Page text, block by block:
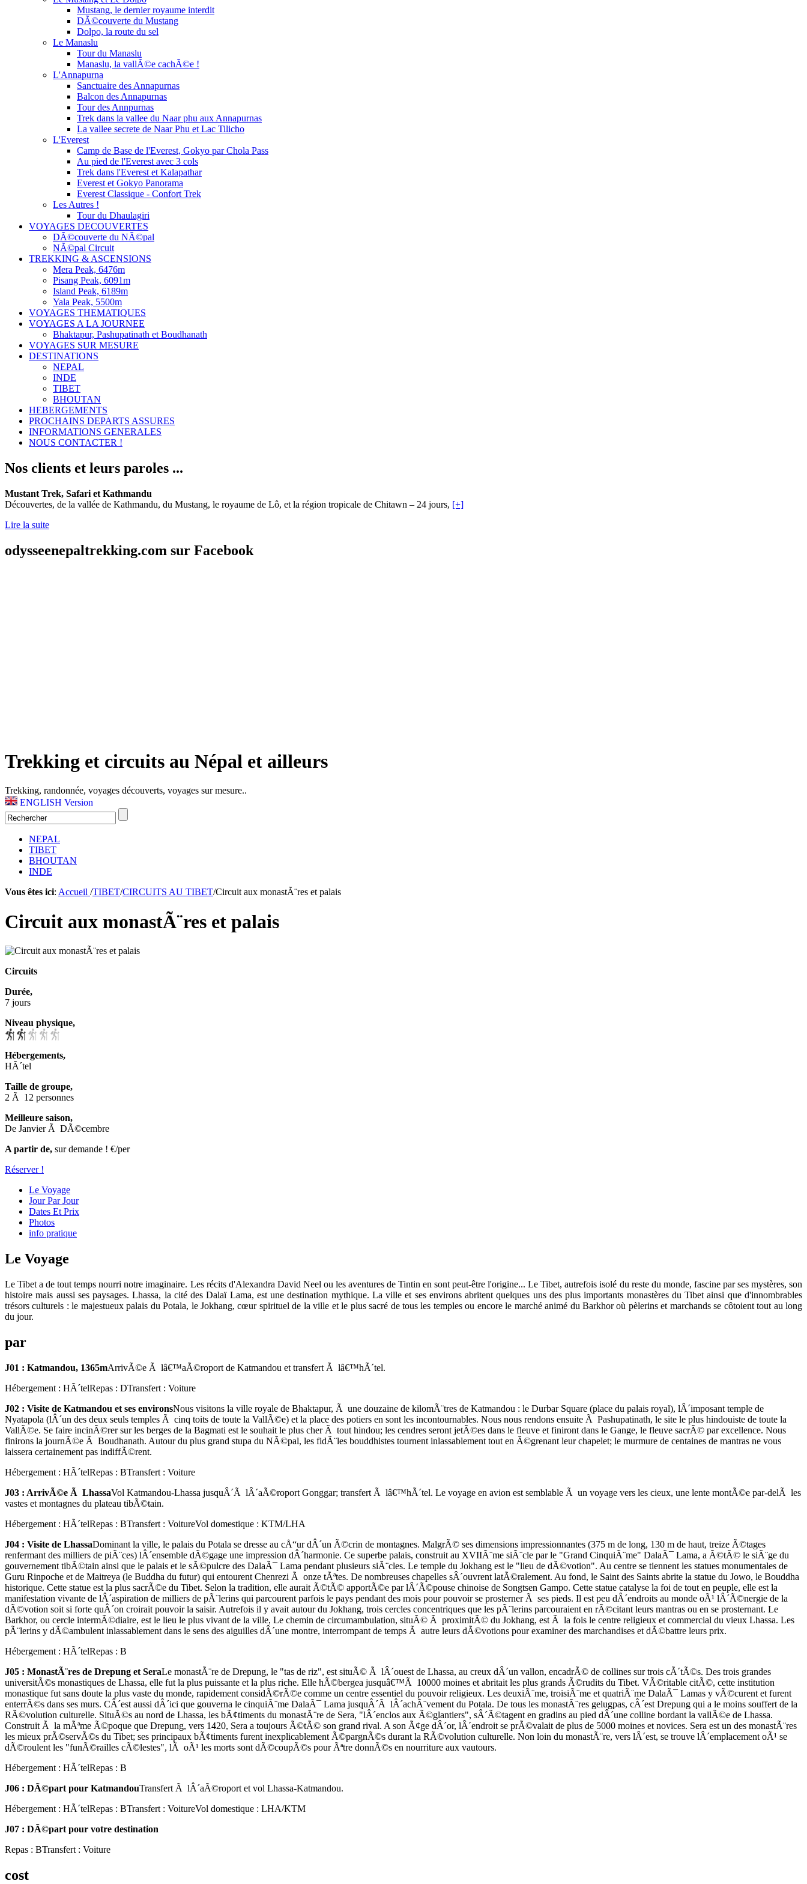
Mustang, le dernier royaume interdit
DÃ©couverte du Mustang
Dolpo, la route du sel
Le Manaslu
Tour du Manaslu
Manaslu, la vallÃ©e cachÃ©e !
L'Annapurna
Sanctuaire des Annapurnas
Balcon des Annapurnas
Tour des Annpurnas
Trek dans la vallee du Naar phu aux Annapurnas
La vallee secrete de Naar Phu et Lac Tilicho
L'Everest
Camp de Base de l'Everest, Gokyo par Chola Pass
Au pied de l'Everest avec 3 cols
Trek dans l'Everest et Kalapathar
Everest et Gokyo Panorama
Everest Classique - Confort Trek
Les Autres !
Tour du Dhaulagiri
VOYAGES DECOUVERTES
DÃ©couverte du NÃ©pal
NÃ©pal Circuit
TREKKING & ASCENSIONS
Mera Peak, 6476m
Pisang Peak, 6091m
Island Peak, 6189m
Yala Peak, 5500m
VOYAGES THEMATIQUES
VOYAGES A LA JOURNEE
Bhaktapur, Pashupatinath et Boudhanath
VOYAGES SUR MESURE
DESTINATIONS
NEPAL
INDE
TIBET
BHOUTAN
HEBERGEMENTS
PROCHAINS DEPARTS ASSURES
INFORMATIONS GENERALES
NOUS CONTACTER !
Nos clients et leurs paroles ...
Mustant Trek, Safari et Kathmandu
Découvertes, de la vallée de Kathmandu, du Mustang, le royaume de Lô, et la région tropicale de Chitawn – 24 jours, [+]
Lire la suite
odysseenepaltrekking.com sur Facebook
Trekking et circuits au Népal et ailleurs
Trekking, randonnée, voyages découverts, voyages sur mesure..
ENGLISH Version
NEPAL
TIBET
BHOUTAN
INDE
Vous êtes ici: Accueil /TIBET/CIRCUITS AU TIBET/Circuit aux monastÃ¨res et palais
Circuit aux monastÃ¨res et palais
Circuits
Durée,
7 jours
Niveau physique,
Hébergements,
HÃ´tel
Taille de groupe,
2 Ã 12 personnes
Meilleure saison,
De Janvier Ã DÃ©cembre
A partir de, sur demande ! €/per
Réserver !
Le Voyage
Jour Par Jour
Dates Et Prix
Photos
info pratique
Le Voyage
Le Tibet a de tout temps nourri notre imaginaire. Les récits d'Alexandra David Neel ou les aventures de Tintin en sont peut-être l'origine... Le Tibet, autrefois isolé du reste du monde, fascine par ses mystères, son
histoire mais aussi ses paysages. Lhassa, la cité des Dalaï Lama, est une destination mythique. La ville et ses environs abritent quelques uns des plus importants monastères du Tibet ainsi que d'innombrables
trésors culturels : le majestueux palais du Potala, le Jokhang, cœur spirituel de la ville et le plus sacré de tous les temples ou encore le marché animé du Barkhor où pèlerins et marchands se côtoient tout au long
du jour.
par
J01 : Katmandou, 1365mArrivÃ©e Ã lâ€™aÃ©roport de Katmandou et transfert Ã lâ€™hÃ´tel.
Hébergement : HÃ´telRepas : DTransfert : Voiture
J02 : Visite de Katmandou et ses environsNous visitons la ville royale de Bhaktapur, Ã une douzaine de kilomÃ¨tres de Katmandou : le Durbar Square (place du palais royal), lÂ´imposant temple de
Nyatapola (lÂ´un des deux seuls temples Ã cinq toits de toute la VallÃ©e) et la place des potiers en sont les incontournables. Nous nous rendons ensuite Ã Pashupatinath, le site le plus hindouiste de toute la
VallÃ©e. Se faire incinÃ©rer sur les berges de la Bagmati est le souhait le plus cher Ã tout hindou; les cendres seront jetÃ©es dans le fleuve et finiront dans le Gange, le fleuve sacrÃ© par excellence. Nous
finirons la journÃ©e Ã Boudhanath. Autour du plus grand stupa du NÃ©pal, les fidÃ¨les bouddhistes tournent inlassablement tout en Ã©grenant leur chapelet; le murmure de centaines de mantras ne vous
laissera certainement pas indiffÃ©rent.
Hébergement : HÃ´telRepas : BTransfert : Voiture
J03 : ArrivÃ©e Ã LhassaVol Katmandou-Lhassa jusquÂ´Ã lÂ´aÃ©roport Gonggar; transfert Ã lâ€™hÃ´tel. Le voyage en avion est semblable Ã un voyage vers les cieux, une lente montÃ©e par-delÃ les
vastes et montagnes du plateau tibÃ©tain.
Hébergement : HÃ´telRepas : BTransfert : VoitureVol domestique : KTM/LHA
J04 : Visite de LhassaDominant la ville, le palais du Potala se dresse au cÅ“ur dÂ´un Ã©crin de montagnes. MalgrÃ© ses dimensions impressionnantes (375 m de long, 130 m de haut, treize Ã©tages
renfermant des milliers de piÃ¨ces) lÂ´ensemble dÃ©gage une impression dÂ´harmonie. Ce superbe palais, construit au XVIIÃ¨me siÃ¨cle par le "Grand CinquiÃ¨me" DalaÃ¯ Lama, a Ã©tÃ© le siÃ¨ge du
gouvernement tibÃ©tain ainsi que le palais et le sÃ©pulcre des DalaÃ¯ Lama pendant plusieurs siÃ¨cles. Le temple du Jokhang est le "lieu de dÃ©votion". Au centre se tiennent les statues monumentales de
Guru Rinpoche et de Maitreya (le Buddha du futur) qui entourent Chenrezi Ã onze tÃªtes. De nombreuses chapelles sÂ´ouvrent latÃ©ralement. Au fond, le Saint des Saints abrite la statue du Jowo, le Bouddha
historique. Cette statue est la plus sacrÃ©e du Tibet. Selon la tradition, elle aurait Ã©tÃ© apportÃ©e par lÂ´Ã©pouse chinoise de Songtsen Gampo. Cette statue catalyse la foi de tout en peuple, elle est la
manifestation vivante de lÂ´aspiration de milliers de pÃ¨lerins qui parcourent parfois le pays pendant des mois pour pouvoir se prosterner Ã ses pieds. Il est peu dÂ´endroits au monde oÃ¹ lÂ´Ã©nergie de la
dÃ©votion soit si forte quÂ´on croirait pouvoir la saisir. Autrefois il y avait autour du Jokhang, trois cercles concentriques que les pÃ¨lerins parcouraient en rÃ©citant leurs mantras ou en se prosternant. Le
Barkhor, ou cercle intermÃ©diaire, est le lieu le plus vivant de la ville, Le chemin de circumambulation, situÃ© Ã proximitÃ© du Jokhang, est Ã la fois le centre religieux et commercial du vieux Lhassa. Les
pÃ¨lerins y dÃ©ambulent inlassablement dans le sens des aiguilles dÂ´une montre, interrompant de temps Ã autre leurs dÃ©votions pour examiner des marchandises et dÃ©battre leurs prix.
Hébergement : HÃ´telRepas : B
J05 : MonastÃ¨res de Drepung et SeraLe monastÃ¨re de Drepung, le "tas de riz", est situÃ© Ã lÂ´ouest de Lhassa, au creux dÂ´un vallon, encadrÃ© de collines sur trois cÃ´tÃ©s. Des trois grandes
universitÃ©s monastiques de Lhassa, elle fut la plus puissante et la plus riche. Elle hÃ©bergea jusquâ€™Ã 10000 moines et abritait les plus grands Ã©rudits du Tibet. VÃ©ritable citÃ©, cette institution
monastique fut sans doute la plus vaste du monde, rapidement considÃ©rÃ©e comme un centre essentiel du pouvoir religieux. Les deuxiÃ¨me, troisiÃ¨me et quatriÃ¨me DalaÃ¯ Lamas y vÃ©curent et furent
enterrÃ©s dans ses murs. CÂ´est aussi dÂ´ici que gouverna le cinquiÃ¨me DalaÃ¯ Lama jusquÂ´Ã lÂ´achÃ¨vement du Potala. De tous les monastÃ¨res gelugpas, cÂ´est Drepung qui a le moins souffert de la
RÃ©volution culturelle. SituÃ©s au nord de Lhassa, les bÃ¢timents du monastÃ¨re de Sera, "lÂ´enclos aux Ã©glantiers", sÂ´Ã©tagent en gradins au pied dÂ´une colline bordant la vallÃ©e de Lhassa.
Construit Ã la mÃªme Ã©poque que Drepung, vers 1420, Sera a toujours Ã©tÃ© son grand rival. A son Ã¢ge dÂ´or, lÂ´endroit se prÃ©valait de plus de 5000 moines et novices. Sera est un des monastÃ¨res
les mieux prÃ©servÃ©s du Tibet; ses principaux bÃ¢timents furent inexplicablement Ã©pargnÃ©s durant la RÃ©volution culturelle. Non loin du monastÃ¨re, vers lÂ´est, se trouve lÂ´emplacement oÃ¹ se
dÃ©roulent les "funÃ©railles cÃ©lestes", lÃ oÃ¹ les morts sont dÃ©coupÃ©s pour Ãªtre donnÃ©s en nourriture aux vautours.
Hébergement : HÃ´telRepas : B
J06 : DÃ©part pour KatmandouTransfert Ã lÂ´aÃ©roport et vol Lhassa-Katmandou.
Hébergement : HÃ´telRepas : BTransfert : VoitureVol domestique : LHA/KTM
J07 : DÃ©part pour votre destination
Repas : BTransfert : Voiture
cost